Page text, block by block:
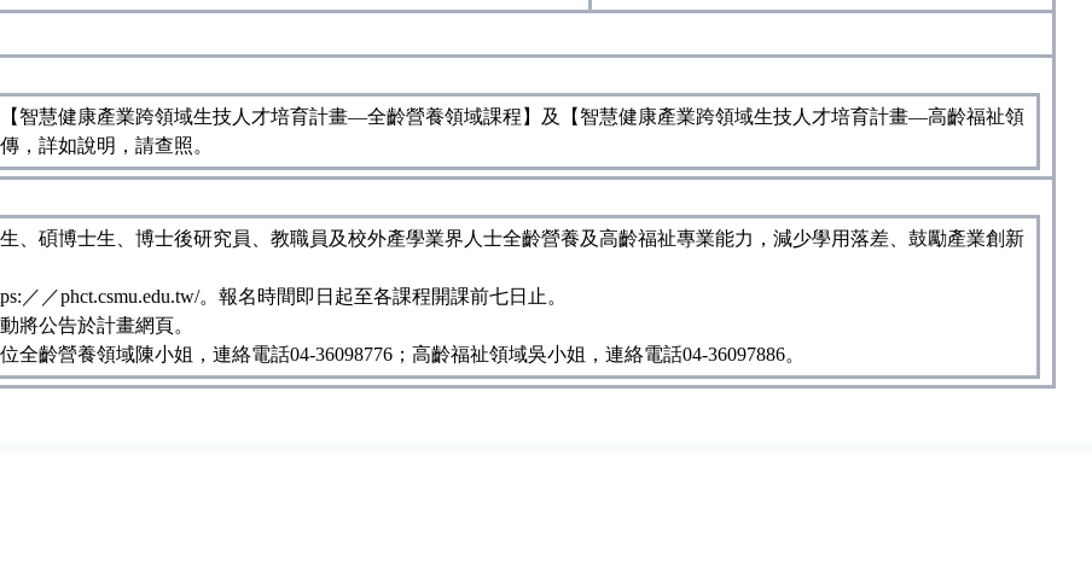
智慧健康產業跨領域生技人才培育計畫—全齡營養領域課程】及【智慧健康產業跨領域生技人才培育計畫—高齡福祉領
，詳如說明，請查照。
、碩博士生、博士後研究員、教職員及校外產學業界人士全齡營養及高齡福祉專業能力，減少學用落差、鼓勵產業創新
／phct.csmu.edu.tw/。報名時間即日起至各課程開課前七日止。
將公告於計畫網頁。
齡營養領域陳小姐，連絡電話04-36098776；高齡福祉領域吳小姐，連絡電話04-36097886。